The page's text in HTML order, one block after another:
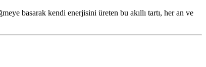
basarak kendi enerjisini üreten bu akıllı tartı, her an ve